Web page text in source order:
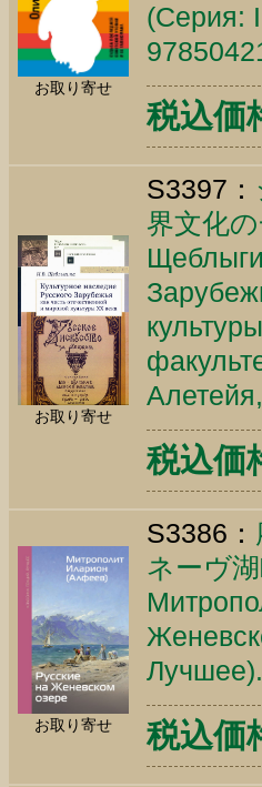
お取り寄せ
(Серия:
税込価
お取り寄せ
S3397：
界文化
税込価
お取り寄せ
S3386：
ネーヴ
税込価